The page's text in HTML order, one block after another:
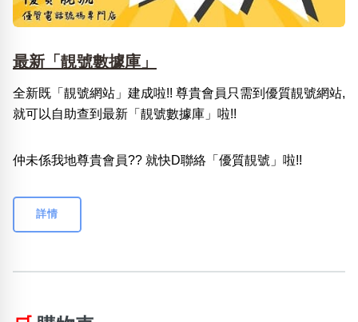
最新「靚號數據庫」
全新既「靚號網站」建成啦!! 尊貴會員只需到優質靚號網站,
就可以自助查到最新「靚號數據庫」啦!!
仲未係我地尊貴會員?? 就快D聯絡「優質靚號」啦!!
詳情